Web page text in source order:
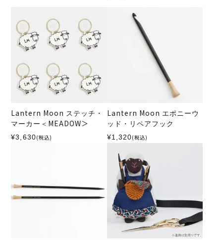
Lantern Moon ステッチ・
マーカー＜MEADOW＞
¥3,630(税込)
Lantern Moon エポニーウ
ッド・リペアフック
¥1,320(税込)